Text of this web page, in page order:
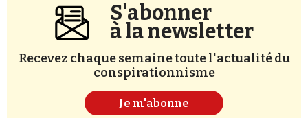
S'abonner
à la newsletter
Recevez chaque semaine toute l'actualité du
conspirationnisme
Je m'abonne